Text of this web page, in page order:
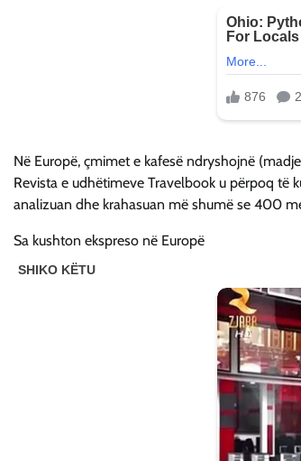
Në Europë, çmimet e kafesë ndryshojnë
Revista e udhëtimeve Travelbook u përpoq të
analizuan dhe krahasuan më shumë se 400
Sa kushton ekspreso në Europë